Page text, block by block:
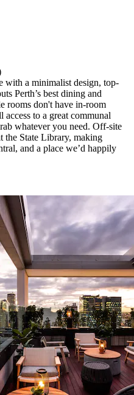
with a minimalist design, top-
Perth’s best dining and
rooms don't have in-room
to a great communal
whatever you need. Off-site
the State Library, making
and a place we’d happily